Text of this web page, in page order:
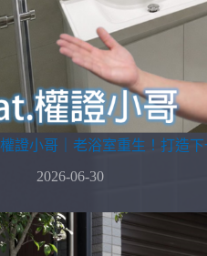
權證小哥｜老浴室重生！打造下
2026-06-30